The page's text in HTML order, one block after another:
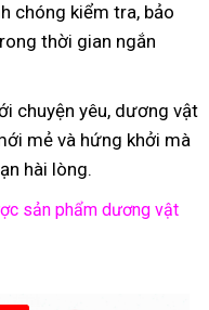
chóng kiểm tra, bảo
thời gian ngắn
chuyện yêu, dương vật
mẻ và hứng khởi mà
hài lòng.
sản phẩm dương vật